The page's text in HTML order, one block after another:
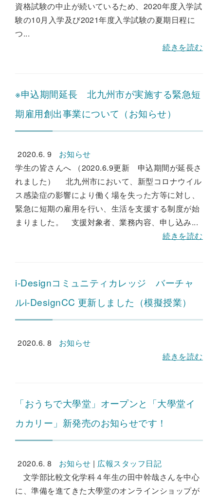
資格試験の中止が続いているため、2020年度入学試
験の10月入学及び2021年度入学試験の夏期日程に
つ...
続きを読む
※申込期間延長 北九州市が実施する緊急短
期雇用創出事業について（お知らせ）
2020.6. 9
お知らせ
学生の皆さんへ （2020.6.9更新 申込期間が延長さ
れました） 北九州市において、新型コロナウイル
ス感染症の影響により働く場を失った方等に対し、
緊急に短期の雇用を行い、生活を支援する制度が始
まりました。 支援対象者、業務内容、申し込み...
続きを読む
i-Designコミュニティカレッジ バーチャ
ルi-DesignCC 更新しました（模擬授業）
2020.6. 8
お知らせ
続きを読む
「おうちで大學堂」オープンと「大學堂イ
カカリー」新発売のお知らせです！
2020.6. 8 お知らせ | 広報スタッフ日記
文学部比較文化学科４年生の田中幹哉さんを中心
に、準備を進てきた大學堂のオンラインショップが